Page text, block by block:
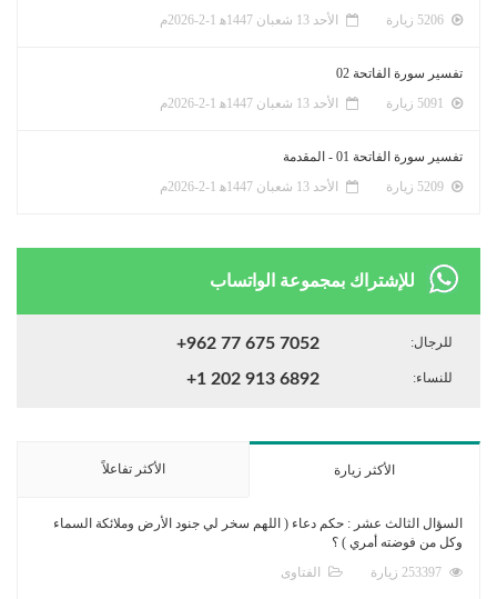
الأحد 13 شعبان 1447ﻫ 1-2-2026م
تفسير سورة الفاتحة 02
الأحد 13 شعبان 1447ﻫ 1-2-2026م
تفسير سورة الفاتحة 01 - المقدمة
الأحد 13 شعبان 1447ﻫ 1-2-2026م
للإشتراك بمجموعة الواتساب
للرجال: +962 77 675 7052
للنساء: +1 202 913 6892
الأكثر زيارة الأكثر تفاعلاً
السؤال الثالث عشر : حكم دعاء ( اللهم سخر لي جنود الأرض وملائكة السماء
وكل من فوضته أمري ) ؟
الفتاوى